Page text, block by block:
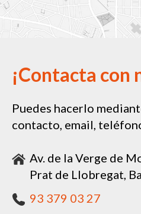
¡Contacta con
Puedes hacerlo
contacto, email,
Av. de la Verge de
Prat de Llobregat,
93 379 03 27